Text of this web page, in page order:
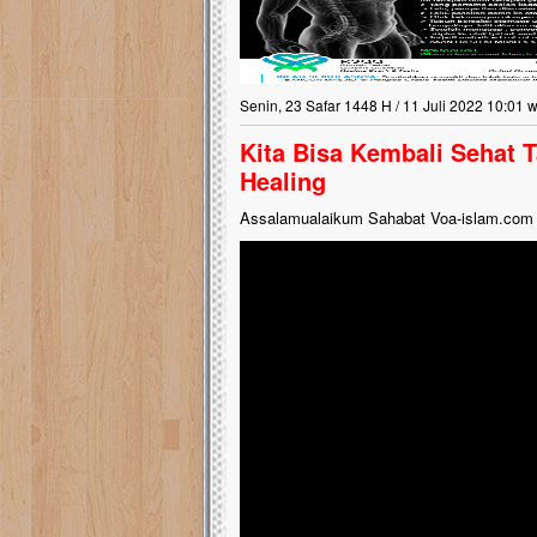
Senin, 23 Safar 1448 H / 11 Juli 2022 10:01
Kita Bisa Kembali Sehat
Healing
Assalamualaikum Sahabat Voa-islam.com